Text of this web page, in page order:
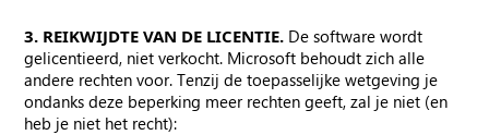
3. REIKWIJDTE VAN DE LICENTIE. De software wordt
gelicentieerd, niet verkocht. Microsoft behoudt zich alle
andere rechten voor. Tenzij de toepasselijke wetgeving je
ondanks deze beperking meer rechten geeft, zal je niet (en
heb je niet het recht):